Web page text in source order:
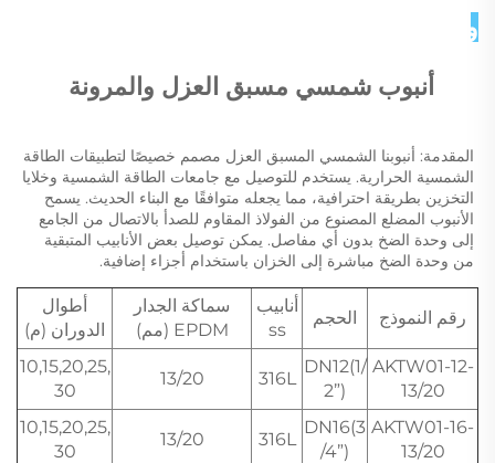
وصف المنتج
أنبوب شمسي مسبق العزل والمرونة
من وحدة الضخ مباشرة إلى الخزان باستخدام أجزاء إضافية.
رقم النموذج الحجم
أنابيب
ss
سماكة الجدار
EPDM (مم)
أطوال
الدوران (م)
AKTW01-12-
13/20
DN12(1/
2”)
316L
13/20
10,15,20,25,
30
AKTW01-16-
13/20
DN16(3
/4”)
316L
13/20
10,15,20,25,
30